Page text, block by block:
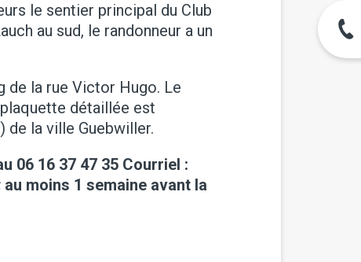
le sentier principal du Club
au sud, le randonneur a un
de la rue Victor Hugo. Le
détaillée est
de la ville Guebwiller.
06 16 37 47 35 Courriel :
au moins 1 semaine avant la